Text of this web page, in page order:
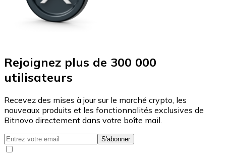
Rejoignez plus de 300 000
utilisateurs
Recevez des mises à jour sur le marché crypto, les
nouveaux produits et les fonctionnalités exclusives de
Bitnovo directement dans votre boîte mail.
S'abonner